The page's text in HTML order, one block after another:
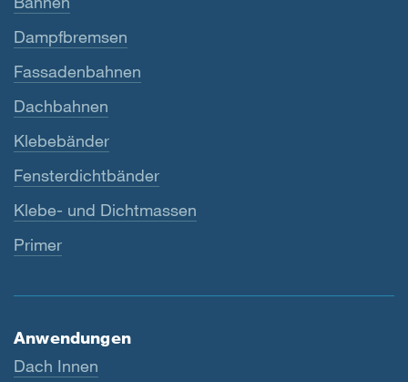
Dampfbremsen
Fassadenbahnen
Dachbahnen
Klebebänder
Fensterdichtbänder
Klebe- und Dichtmassen
Primer
Anwendungen
Dach Innen